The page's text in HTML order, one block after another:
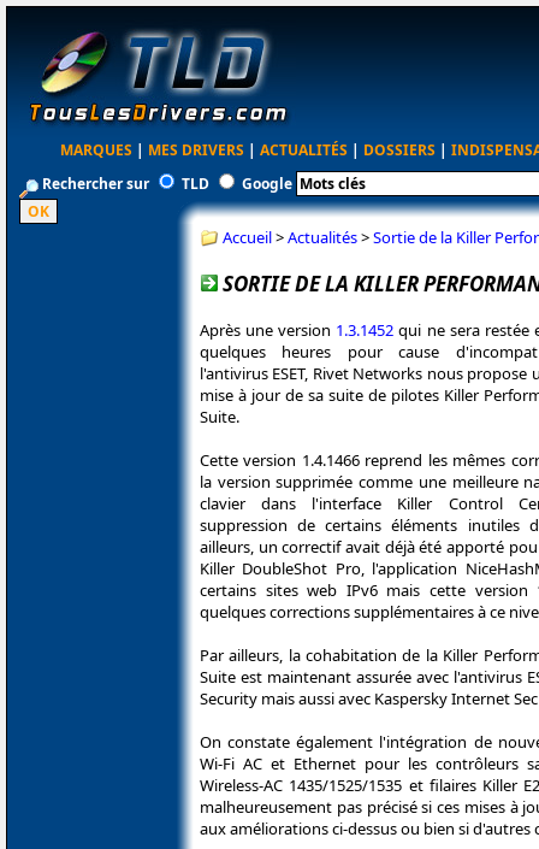
MARQUES | MES DRIVERS | ACTUALITÉS | DOSSIERS |
Rechercher sur
TLD Google
Accueil>Actualités>Sortie de la Killer
SORTIE DE LA KILLER
Après une version 1.3.1452 qui ne sera restée
quelques heures pour cause
l'antivirus ESET, Rivet Networks nous propose
mise à jour de sa suite de pilotes Killer
Suite.
Cette version 1.4.1466 reprend les mêmes
la version supprimée comme une meilleure
clavier dans l'interface Killer Control
suppression de certains éléments inutiles
ailleurs, un correctif avait déjà été apporté
Killer DoubleShot Pro, l'application
certains sites web IPv6 mais cette version
quelques corrections supplémentaires à ce
Par ailleurs, la cohabitation de la Killer
Suite est maintenant assurée avec l'antivirus
Security mais aussi avec Kaspersky Internet
On constate également l'intégration de
Wi-Fi AC et Ethernet pour les contrôleurs
Wireless-AC 1435/1525/1535 et filaires Killer
malheureusement pas précisé si ces mises à
aux améliorations ci-dessus ou bien si